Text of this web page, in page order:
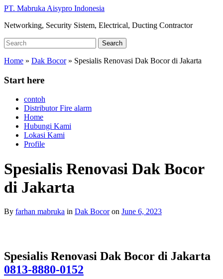
Skip
main
PT. Mabruka Aisypro Indonesia
Networking, Security Sistem, Electrical, Ducting Contractor
Search
for:
Search
Home » Dak Bocor» Spesialis Renovasi Dak Bocor di Jakarta
Start here
contoh
Distributor Fire alarm
Home
Hubungi Kami
Lokasi Kami
Profile
Spesialis Renovasi Dak Bocor
di Jakarta
By farhan mabruka in Dak Bocoron June 6, 2023
Spesialis Renovasi Dak Bocor di Jakarta
0813-8880-0152